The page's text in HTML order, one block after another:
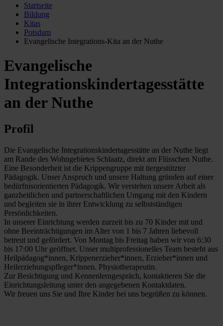
Startseite
Bildung
Kitas
Potsdam
Evangelische Integrations-Kita an der Nuthe
Evangelische
Integrationskindertagesstätte
an der Nuthe
Profil
Die Evangelische Integrationskindertagesstätte an der Nuthe liegt
am Rande des Wohngebietes Schlaatz, direkt am Flüsschen Nuthe.
Eine Besonderheit ist die Krippengruppe mit tiergestützter
Pädagogik. Unser Anspruch und unsere Haltung gründen auf einer
bedürfnisorientierten Pädagogik. Wir verstehen unsere Arbeit als
ganzheitlichen und partnerschaftlichen Umgang mit den Kindern
und begleiten sie in ihrer Entwicklung zu selbstständigen
Persönlichkeiten.
In unserer Einrichtung werden zurzeit bis zu 70 Kinder mit und
ohne Beeinträchtigungen im Alter von 1 bis 7 Jahren liebevoll
betreut und gefördert. Von Montag bis Freitag haben wir von 6:30
bis 17:00 Uhr geöffnet. Unser multiprofessionelles Team besteht aus
Heilpädagog*innen, Krippenerzieher*innen, Erzieher*innen und
Heilerziehungspfleger*innen. Physiotherapeutin.
Zur Besichtigung und Kennenlerngespräch, kontaktieren Sie die
Einrichtungsleitung unter den angegebenen Kontaktdaten.
Wir freuen uns Sie und Ihre Kinder bei uns begrüßen zu können.